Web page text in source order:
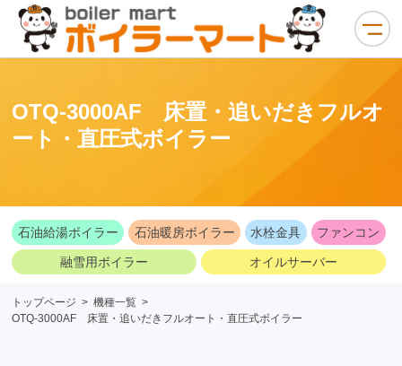
OTQ-3000AF 床置・追いだきフルオ
ート・直圧式ボイラー
石油給湯ボイラー 石油暖房ボイラー 水栓金具 ファンコン
融雪用ボイラー オイルサーバー
トップページ > 機種一覧 >
OTQ-3000AF 床置・追いだきフルオート・直圧式ボイラー